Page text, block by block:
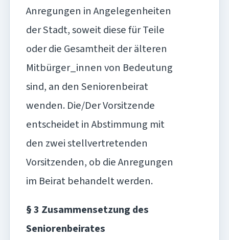
Anregungen in Angelegenheiten
der Stadt, soweit diese für Teile
oder die Gesamtheit der älteren
Mitbürger_innen von Bedeutung
sind, an den Seniorenbeirat
wenden. Die/Der Vorsitzende
entscheidet in Abstimmung mit
den zwei stellvertretenden
Vorsitzenden, ob die Anregungen
im Beirat behandelt werden.
§ 3 Zusammensetzung des
Seniorenbeirates